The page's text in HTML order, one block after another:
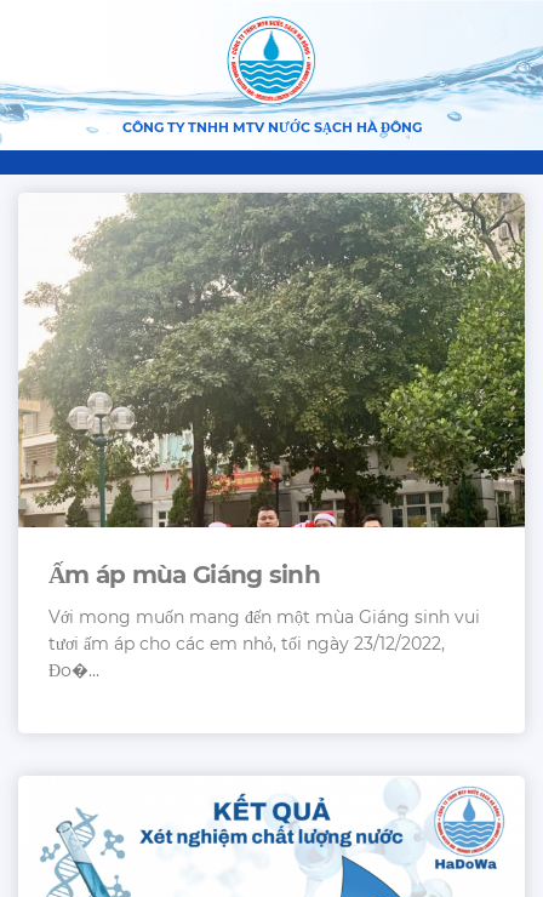
CÔNG TY TNHH MTV NƯỚC SẠCH HÀ ĐÔNG
Ấm áp mùa Giáng sinh
Với mong muốn mang đến một mùa Giáng sinh vui
tươi ấm áp cho các em nhỏ, tối ngày 23/12/2022,
Đo�...